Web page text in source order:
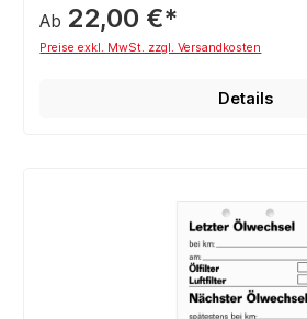
Ab 22,00 €*
Preise exkl. MwSt. zzgl. Versandkosten
Details